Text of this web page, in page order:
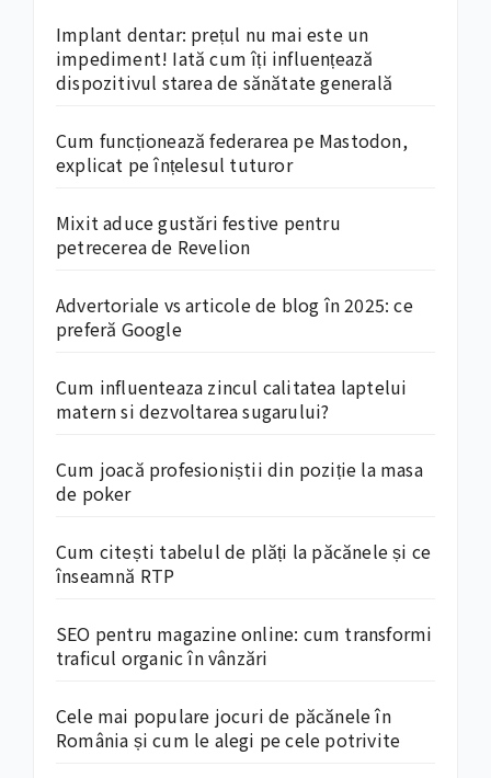
Implant dentar: prețul nu mai este un
impediment! Iată cum îți influențează
dispozitivul starea de sănătate generală
Cum funcționează federarea pe Mastodon,
explicat pe înțelesul tuturor
Mixit aduce gustări festive pentru
petrecerea de Revelion
Advertoriale vs articole de blog în 2025: ce
preferă Google
Cum influenteaza zincul calitatea laptelui
matern si dezvoltarea sugarului?
Cum joacă profesioniștii din poziție la masa
de poker
Cum citești tabelul de plăți la păcănele și ce
înseamnă RTP
SEO pentru magazine online: cum transformi
traficul organic în vânzări
Cele mai populare jocuri de păcănele în
România și cum le alegi pe cele potrivite